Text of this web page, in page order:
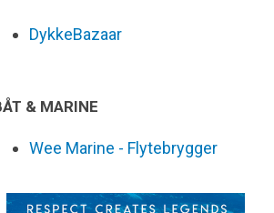
DykkeBazaar
& MARINE
Wee Marine - Flytebrygger